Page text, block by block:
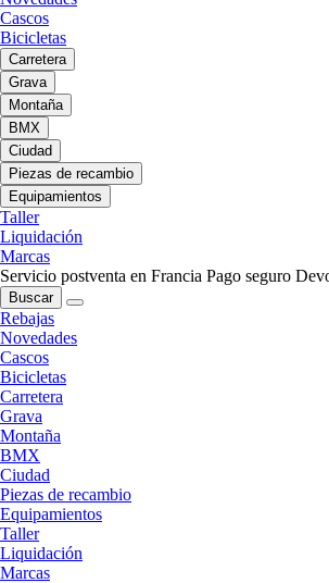
Cascos
Bicicletas
Carretera
Grava
Montaña
BMX
Ciudad
Piezas de recambio
Equipamientos
Taller
Liquidación
Marcas
Servicio postventa en Francia Pago seguro
Buscar
Rebajas
Novedades
Cascos
Bicicletas
Carretera
Grava
Montaña
BMX
Ciudad
Piezas de recambio
Equipamientos
Taller
Liquidación
Marcas